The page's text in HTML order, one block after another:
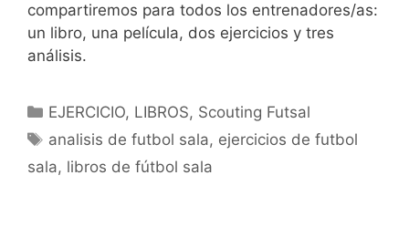
compartiremos para todos los entrenadores/as:
un libro, una película, dos ejercicios y tres
análisis.
Categorías
EJERCICIO, LIBROS, Scouting Futsal
Etiquetas
analisis de futbol sala, ejercicios de futbol
sala, libros de fútbol sala